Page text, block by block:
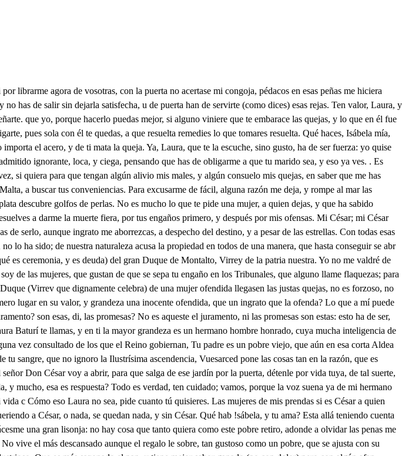
una gran lisonja: no hay cosa que tanto quiera como este pobre retiro, adonde a olvidar las penas me vengo de los negocios: luego que mi padre venga me avisa. Haré lo que mandas. Anda con Dios Isabela. No vive el más descansado aunque el regalo le sobre, tan gustoso como un pobre, que se ajusta con su estado. Que aunque parece el reposo en lo heredado más justo, no se que tiene de gusto saber ganarlo industrioso. Que es más sazonado el pan, y tiene mejor sabor ganado (no con dolor) pero con algún afan. Ejemplar es el más fiel la aveja, y de esta verdad, pues tiene más suavidad mas trabajada la miel. Bebe del alba el sudor regaladamente frío; chupa en la flor el rocío, trueca en sustancia la flor. Desde el Mayo hasta el Enero solicita no reposa, ya en el clavel, ya en la rosa, ya en el tomillo, y romero. Y halla con dulce inquietud (bien que con alguna pena) en la industriosa colmena premio en su solicitud. Porque logrados se ven sus fatigas, y labores, que hacer mal, y chupar flores cuesta trabajo también. Mi poca ambición atenta a la avecilla imitando, busco la miel trabajando, que con gusto me contenta. Pues puedo decir con brío de verdadero, y honrado, mi trabajo me ha costado, todo cuanto tengo es mío. Cuando al sosiego me entrego con esta mortal virtud, a estos libros la quietud les debo de mi sosiego. Vosotros fieles testigos de mi bien, y mi pesar, y con quien me suelo hallar solo, y con muchos amigos; me dais ejemplares varios de grave doctrina llenos, para que en tantos venenos me cure con sus contrarios. Porque en vosotros se alcanza (dicho con osado imperio) del que es malo el vituperio, del que es bueno la alabanza. Quedando eternas las glorias, que imitamos, y leemos; o como mucho debemos a los que escriben Historias! Heroico Virgilio, y laso se imitan, y se compiten, con ternura se repiten el Camoes, y Garcilaso. Estos cuidados contrarios al sosiego, y al vivir, un rato han de divertir de César los Comentarios. Grande Capitán valiente, cuya pluma, y cuya espada, una venció de no nada, y otra discurrió elocuente. Mas aunque no contradigo tan atentada opinión, tengo más inclinación a Pompeyo su enemigo. De quién (sin dispura alguna) si César fue vencedor; no lo fue por más valor, sino por mejor fortuna. Fue César muy cauteloso, Pompeyo con sencillez, fue vencido con doblez de César, casi alevoso. César, faltando a la fe de la patria, y del Senado, paso el Nivicón osado, y Pompeyo; mas porque me írrito con tal furor? si alguno aquesto me viera, que estaba loco creyera, el mejor fue el vencedor. Mas yo (aunque aplausos le den de trinnfante, y de inmortal, siempre a César quiero mal, y siempre a Pompeyo bien. Nunca encuentra un desdichado con lo que le está mejor; a Laura busca mi amor, y con su hermano he encontrado. Y aunque hallarle me está bien, tanto amante desespero, que deél el favor no quiero, y de ella adoro el desdén. Si bien que nada a obligarla baste; dolor inhumano! mientras que estoy con su hermano, o podré verla, o hablarla. Que con proceder ingrato, se juntan contra mi bien, en ella hermoso el desdén, y en él honrado el recato. Francisco. Quién es? Yo soy. Pues di. Todo lo prevengo. A estas horas? Pues yo vengo, estás solo? Solo estoy. Me trae la necesidad, y es sin riesgo esta osadía, que siempre está a medio día Está el Virrey indignado, la Audiencia escandalizada, la Ciudad alborotada, y tu talión pregonado, y te vienes de esta suerte a las manos del rigor, donde no nuede el valor excusarte de la muerte? Yo soy poco conocido en Palermo, y así puedo venir agora sin miedo, demás de que introducido de capataz del carbón, que trae una gran cuadrilla de carros, desde Sevilla, adonte tengo a Cansión, y a Fenisa los villanos, que me sirven; como sabes, y en los negocios más graves, sin que de los cortesanos, en que aquella rustiquez es más que simpleza ruda, y al fin es toda mi ayuda su advertida sencillez. Vendiendo el carbón están, y yo les dejo advertido. que a tu casa me he venido, adonde me avisarán. En fin, amigo, el tallón el Duque me ha pregonado? pues voto a Dios si me enfado, que he de echar otro pregón, con que toda su grandeza se turbe con mi osadía, y lo que él da por la mía, he de dar por su cabeza. Tanto mis cosas extraña? no sabe que a toda ley, si el de Palermo es Virrey, yo soy Rey de la campaña? VIIIIIII que a vernos (pluguiera a Dios!) en esos campos los dos, y de persona a persona. Que habías de hacer con tan loce presunción, sin para que; si al Duque vieras, su pie pusieras sobre tu boca. No digo como Virrey, cuyo poder soberano tiene absoluto en su mano la autoridad de la ley. No más de como quien es Moncada, cuyo arrebol le sirve de espejo al Sol, besaras, Carlos, sus pies. Tu amigo soy, y el más fiel (esto a mi amor has de darle) solo para venerarle tratemos de hablar en él. Di mal de cualq